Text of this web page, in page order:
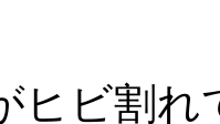
ヒビ割